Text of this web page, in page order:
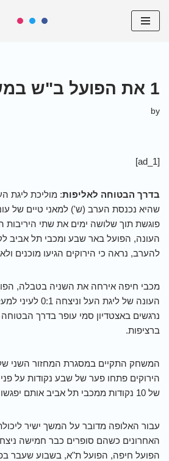
Skip
1 את הפועל ב"ש במשחק העונה
by
[ad_1]
בדרך הבטוחה לאליפות: מוליכת ליגת
פוגשת תוך שלושה ימים את שתי היריבות
העונה, הפועל באר שבע ומכבי תל אביב
להערב, נראה כי הירוקים הגיעו מוכנים
מכבי חיפה אירחה את השניה בטבלה,
נרגשים באצטדיון סמי עופר בדרך
ברציפות.
המשחק התקיים במסגרת המחזור השני של
הירוקים פתחו פער של שבע נקודות על
של 10 נקודות ממכבי תל אביב אותם יפגשו בשבוע הבא.
עבור האלופה מדובר על המשך ישיר
האחרונים כשהם סופרים כבר חמישה
הפועל חיפה, הפועל ת"א, בשבוע שעבר